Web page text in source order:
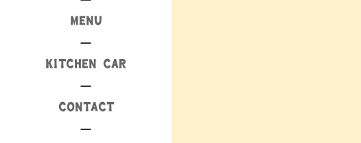
MENU
KITCHEN CAR
CONTACT